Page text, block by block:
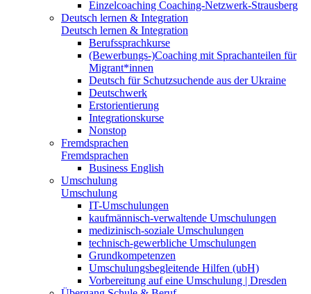
Einzelcoaching Coaching-Netzwerk-Strausberg
Deutsch lernen & Integration
Deutsch lernen & Integration
Berufssprachkurse
(Bewerbungs-)Coaching mit Sprachanteilen für
Migrant*innen
Deutsch für Schutzsuchende aus der Ukraine
Deutschwerk
Erstorientierung
Integrationskurse
Nonstop
Fremdsprachen
Fremdsprachen
Business English
Umschulung
Umschulung
IT-Umschulungen
kaufmännisch-verwaltende Umschulungen
medizinisch-soziale Umschulungen
technisch-gewerbliche Umschulungen
Grundkompetenzen
Umschulungsbegleitende Hilfen (ubH)
Vorbereitung auf eine Umschulung | Dresden